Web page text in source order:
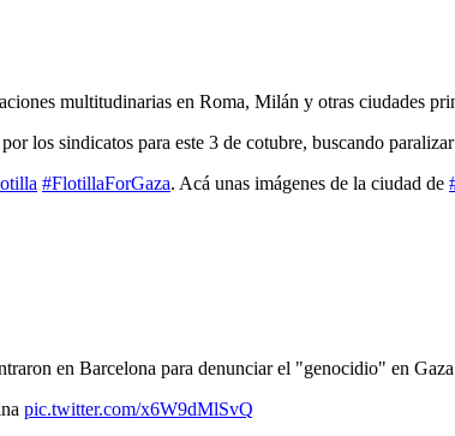
multitudinarias en Roma, Milán y otras ciudades
los sindicatos para este 3 de cotubre, buscando
#FlotillaForGaza. Acá unas imágenes de la ciudad de
en Barcelona para denunciar el "genocidio" en
pic.twitter.com/x6W9dMlSvQ